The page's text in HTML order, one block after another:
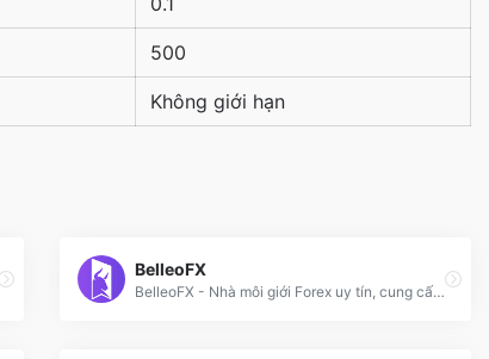
500
Không giới hạn
BelleoFX
BelleoFX - Nhà môi giới Forex uy tín, cung cấp giao dịch đa dạng với công nghệ tiên tiến và điều kiện giao dịch tối ưu.